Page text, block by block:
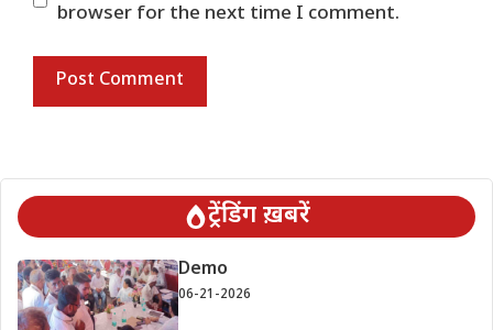
browser for the next time I comment.
ट्रेंडिंग ख़बरें
Demo
06-21-2026